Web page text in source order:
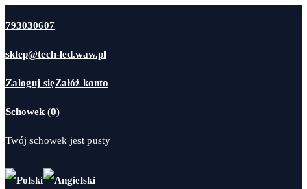
793030607
sklep@tech-led.waw.pl
Zaloguj sięZałóż konto
Schowek (0)
Twój schowek jest pusty